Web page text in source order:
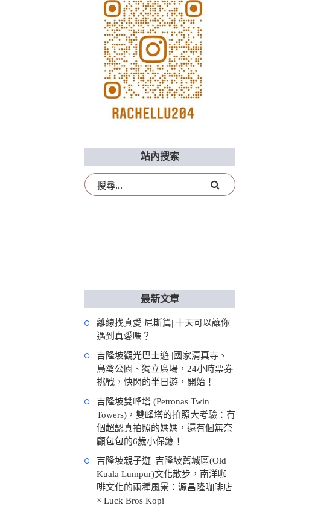
站內搜索
最新文章
離線找真愛 尼斯篇| 十天可以讓你
遇到真愛嗎？
吉隆坡觀光巴士遊 |國家清真寺、
鳥禽公園、獨立廣場，24小時票券
挑戰，快閃的半日遊，開始！
吉隆坡雙峰塔 (Petronas Twin
Towers)，雙峰塔的拍照大考驗：有
個超認真拍照的媽媽，還有個無奈
顧包包的6歲小保鑣！
吉隆坡親子遊 |吉隆坡舊城區(Old
Kuala Lumpur)文化散步，南洋咖
啡文化的兩種風景：源昌隆咖啡店
× Luck Bros Kopi